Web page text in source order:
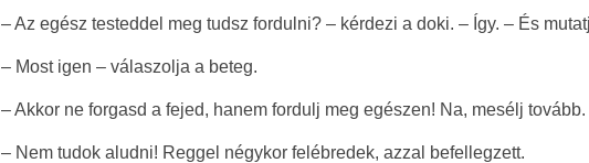
– Az egész testeddel meg tudsz fordulni? – kérdezi a doki. – Így. – És
– Most igen – válaszolja a beteg.
– Akkor ne forgasd a fejed, hanem fordulj meg egészen! Na, mesélj tovább.
– Nem tudok aludni! Reggel négykor felébredek, azzal befellegzett.